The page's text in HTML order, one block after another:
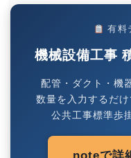
有料
機械設備工事
配管・ダクト・機
数量を入力するだ
公共工事標準歩